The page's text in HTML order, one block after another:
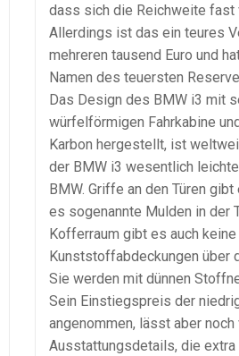
dass sich die Reichweite fast
Allerdings ist das ein teures
mehreren tausend Euro und
Namen des teuersten
Das Design des BMW i3 mit
würfelförmigen Fahrkabine
Karbon hergestellt, ist
der BMW i3 wesentlich
BMW. Griffe an den Türen
es sogenannte Mulden in der
Kofferraum gibt es auch keine
Kunststoffabdeckungen über
Sie werden mit dünnen
Sein Einstiegspreis der
angenommen, lässt aber
Ausstattungsdetails, die